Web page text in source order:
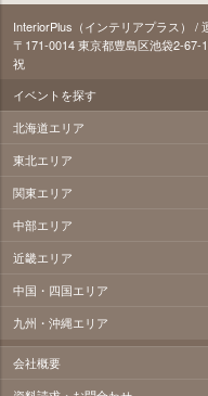
InteriorPlus（インテリアプラス） /
〒171‐0014 東京都豊島区池袋2-
祝
イベントを探す
北海道エリア
東北エリア
関東エリア
中部エリア
近畿エリア
中国・四国エリア
九州・沖縄エリア
会社概要